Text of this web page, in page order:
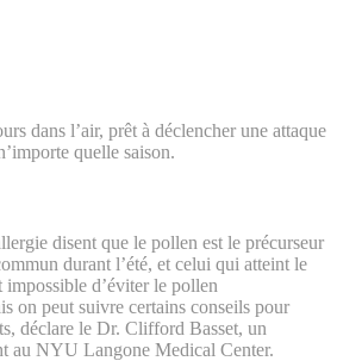
dans l’air, prêt à déclencher une attaque
quelle saison.
disent que le pollen est le précurseur
durant l’été, et celui qui atteint le
impossible d’éviter le pollen
on peut suivre certains conseils pour
déclare le Dr. Clifford Basset, un
au NYU Langone Medical Center.